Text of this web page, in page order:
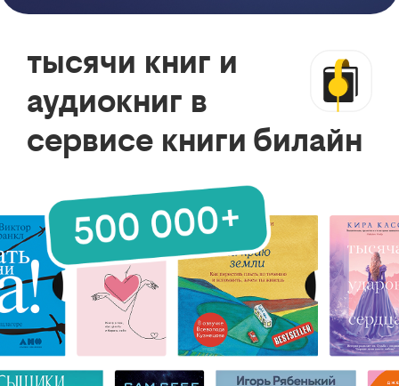
тысячи книг и
аудиокниг в
сервисе книги билайн